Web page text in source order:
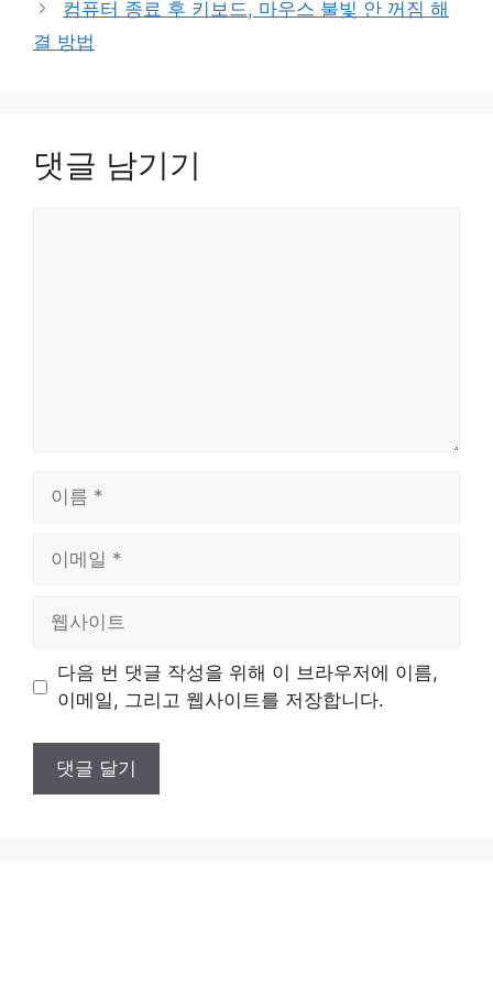
컴퓨터 종료 후 키보드, 마우스 불빛 안 꺼짐 해
결 방법
댓글 남기기
트
다음 번 댓글 작성을 위해 이 브라우저에 이름,
이메일, 그리고 웹사이트를 저장합니다.